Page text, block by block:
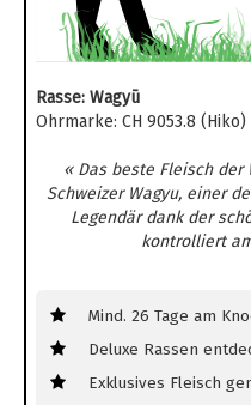
Rasse: Wagyū
Ohrmarke: CH 9053.8 (Hiko)
« Das beste Fleisch der
Schweizer Wagyu, einer
Legendär dank der
kontrolliert
Mind. 26 Tage am
Deluxe Rassen
Exklusives Fleisch